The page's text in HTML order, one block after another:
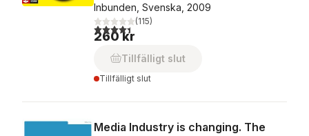
Inbunden, Svenska, 2009
4,4utav 5 stjärnor. Totalt antal röster:
(115)
260 kr
Tillfälligt slut
Tillfälligt slut
Media Industry is changing. The